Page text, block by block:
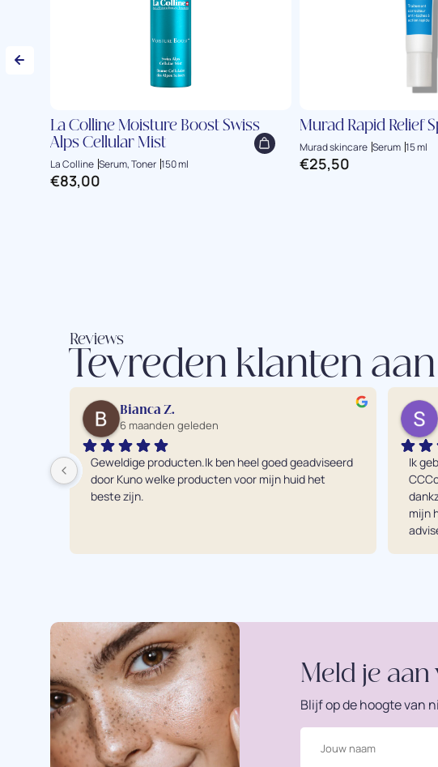
La Colline Moisture Boost Swiss
Alps Cellular Mist
La Colline Serum, Toner 150 ml
€83,00
Murad Rapid Relief
Murad skincare Serum 15 ml
€25,50
Reviews
Tevreden klanten
Bianca Z.
6 maanden geleden
Geweldige producten.Ik ben heel goed geadviseerd
door Kuno welke producten voor mijn huid het
beste zijn.
Ik
mijn
Meld je
Blijf op de hoogte van